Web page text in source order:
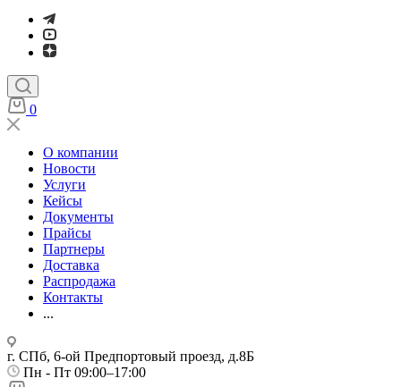
0
О компании
Новости
Услуги
Кейсы
Документы
Прайсы
Партнеры
Доставка
Распродажа
Контакты
...
г. СПб, 6-ой Предпортовый проезд, д.8Б
Пн - Пт 09:00–17:00